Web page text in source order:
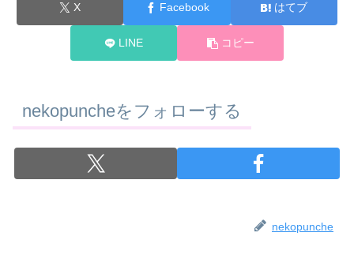
X Facebook はてブ
LINE コピー
nekopuncheをフォローする
nekopunche